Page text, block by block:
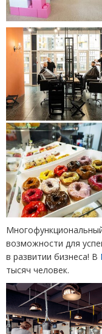
возможности для
в развитии бизнеса! В
тысяч человек.